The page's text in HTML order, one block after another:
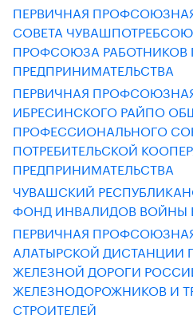
ПЕРВИЧНАЯ
СОВЕТА
ПРОФСОЮЗА РАБОТНИКОВ
ПРЕДПРИНИМАТЕЛЬСТВА
ПЕРВИЧНАЯ
ИБРЕСИНСКОГО РАЙПО
ПРОФЕССИОНАЛЬНОГО
ПОТРЕБИТЕЛЬСКОЙ
ПРЕДПРИНИМАТЕЛЬСТВА
ЧУВАШСКИЙ
ФОНД ИНВАЛИДОВ ВОЙНЫ
ПЕРВИЧНАЯ
АЛАТЫРСКОЙ ДИСТАНЦИИ
ЖЕЛЕЗНОЙ ДОРОГИ
ЖЕЛЕЗНОДОРОЖНИКОВ И
СТРОИТЕЛЕЙ